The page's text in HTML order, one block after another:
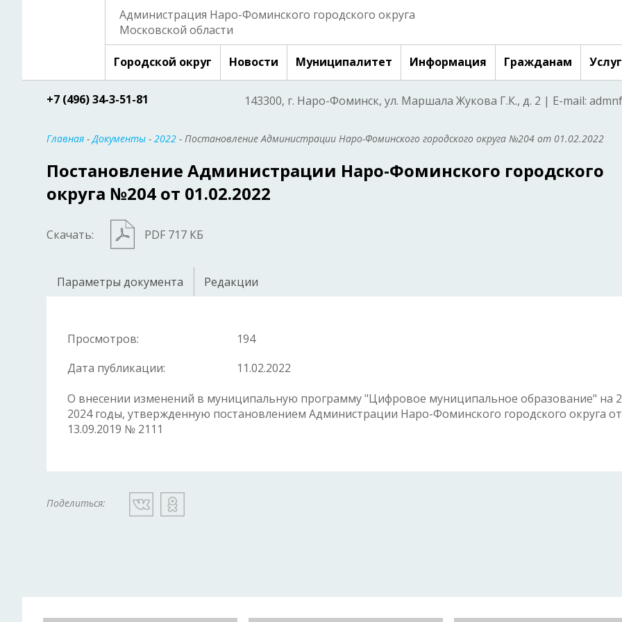
Администрация Наро-Фоминского городского округа
Московской области
Городской округ Новости Муниципалитет Информация Гражданам
+7 (496) 34-3-51-81 143300, г. Наро-Фоминск, ул. Маршала Жукова Г.К., д. 2 | E-mail:
Главная -Документы - 2022 - Постановление Администрации Наро-Фоминского городского округа №204 от 01.02.2022
Постановление Администрации Наро-Фоминского городского
округа №204 от 01.02.2022
Скачать: PDF 717 КБ
Параметры документа Редакции
Просмотров:
194
Дата публикации:
11.02.2022
О внесении изменений в муниципальную программу "Цифровое муниципальное образование" на
2024 годы, утвержденную постановлением Администрации Наро-Фоминского городского округа от
13.09.2019 № 2111
Поделиться: